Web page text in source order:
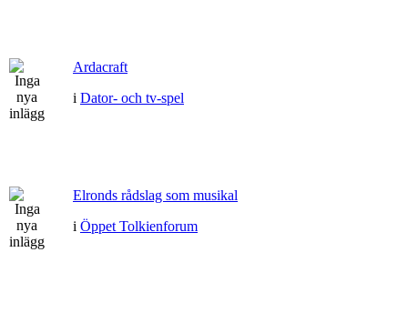
Ardacraft
i Dator- och tv-spel
Elronds rådslag som musikal
i Öppet Tolkienforum